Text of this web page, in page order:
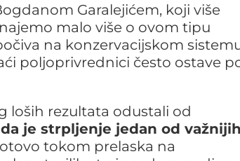
Garalejićem, koji više
malo više o ovom tipu
na konzervacijskom
poljoprivrednici često ostave
loših rezultata odustali od
je strpljenje jedan od važnijih
tokom prelaska na